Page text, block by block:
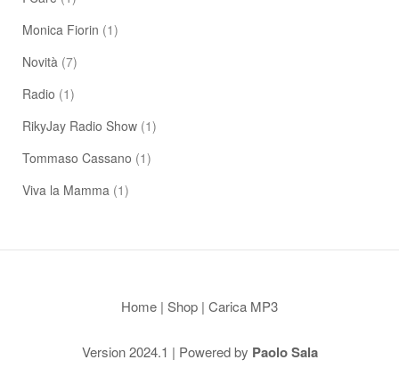
Monica Fiorin (1)
Novità (7)
Radio (1)
RikyJay Radio Show (1)
Tommaso Cassano (1)
Viva la Mamma (1)
Home | Shop | Carica MP3
Version 2024.1 | Powered by Paolo Sala